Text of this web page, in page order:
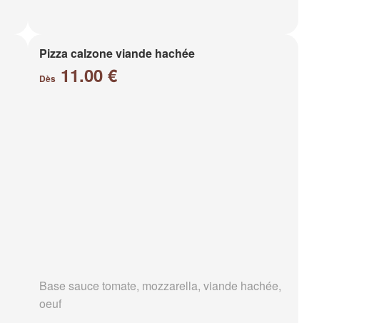
Pizza calzone viande hachée
Dès 11.00 €
Base sauce tomate, mozzarella, viande hachée,
oeuf